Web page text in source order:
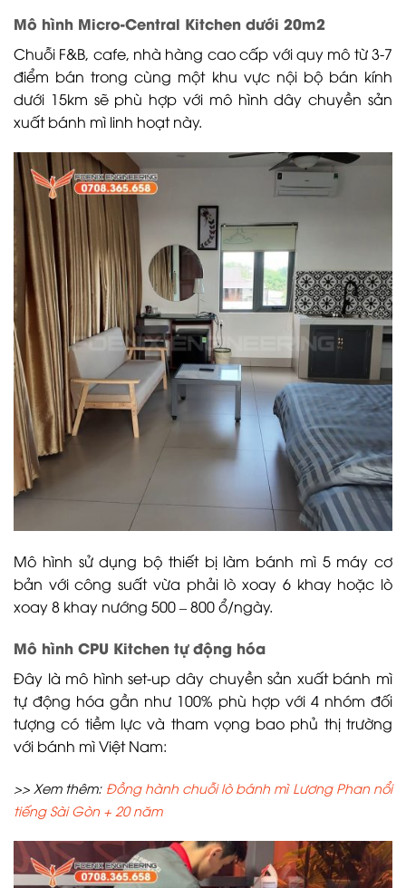
Mô hình Micro-Central Kitchen dưới 20m2
Chuỗi F&B, cafe, nhà hàng cao cấp với quy mô từ 3-7
điểm bán trong cùng một khu vực nội bộ bán kính
dưới 15km sẽ phù hợp với mô hình dây chuyền sản
xuất bánh mì linh hoạt này.
Mô hình sử dụng bộ thiết bị làm bánh mì 5 máy cơ
bản với công suất vừa phải lò xoay 6 khay hoặc lò
xoay 8 khay nướng 500 – 800 ổ/ngày.
Mô hình CPU Kitchen tự động hóa
Đây là mô hình set-up dây chuyền sản xuất bánh mì
tự động hóa gần như 100% phù hợp với 4 nhóm đối
tượng có tiềm lực và tham vọng bao phủ thị trường
với bánh mì Việt Nam:
>> Xem thêm: Đồng hành chuỗi lò bánh mì Lương Phan nổi
tiếng Sài Gòn + 20 năm